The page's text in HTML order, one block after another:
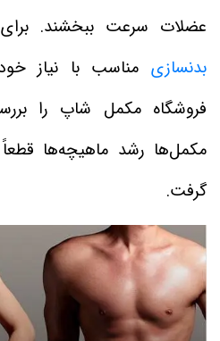
عضلات سرعت ببخشند. برای
بدنسازی مناسب با نیاز
فروشگاه مکمل شاپ را
مکمل‌ها رشد ماهیچه‌ها
گرفت.